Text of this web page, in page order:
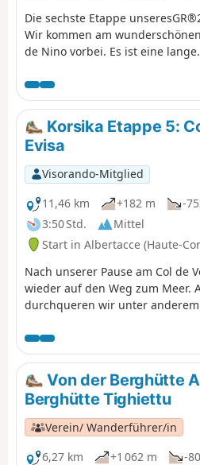
Die sechste Etappe
Wir kommen am
de Nino vorbei. Es ist eine lange
Höhenunterschied ist geringer
den Tagen zuvor.
Korsika Etappe 5:
Evisa
Visorando-Mitglied
11,46 km
+182 m
-
3:50 Std.
Mittel
Start in Albertacce (Haute-
Nach unserer Pause am Col de
wieder auf den Weg zum Meer.
durchqueren wir unter
gepflasterten Wegen.
Von der Berghütte
Berghütte Tighiettu
Verein/ Wanderführer/in
6,27 km
+1 062 m -